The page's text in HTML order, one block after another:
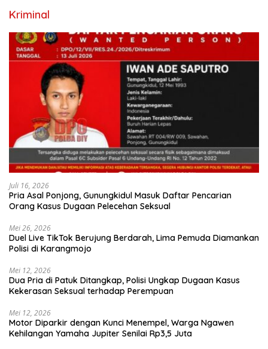
Kriminal
Juli 16, 2026
Pria Asal Ponjong, Gunungkidul Masuk Daftar Pencarian
Orang Kasus Dugaan Pelecehan Seksual
Mei 26, 2026
Duel Live TikTok Berujung Berdarah, Lima Pemuda Diamankan
Polisi di Karangmojo
Mei 12, 2026
Dua Pria di Patuk Ditangkap, Polisi Ungkap Dugaan Kasus
Kekerasan Seksual terhadap Perempuan
Mei 12, 2026
Motor Diparkir dengan Kunci Menempel, Warga Ngawen
Kehilangan Yamaha Jupiter Senilai Rp3,5 Juta